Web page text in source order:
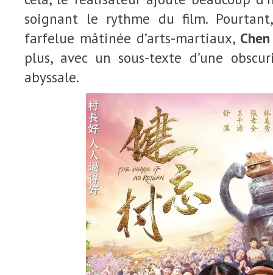
soignant le rythme du film.
farfelue mâtinée d’arts-martiaux,
plus, avec un sous-texte d’une
abyssale.